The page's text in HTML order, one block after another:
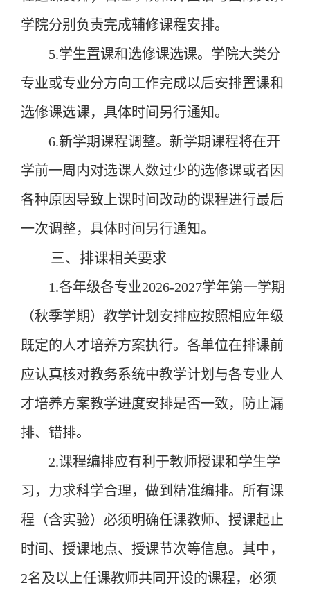
学院分别负责完成辅修课程安排。
5.学生置课和选修课选课。学院大类分
专业或专业分方向工作完成以后安排置课和
选修课选课，具体时间另行通知。
6.新学期课程调整。新学期课程将在开
学前一周内对选课人数过少的选修课或者 因
各种原因导致上课时间改动的课程进行最后
一次调整，具体时间另行通知。
三、排课相关要求
1.各年级各专业2026-2027学年第一学期
（秋季学期）教学计划安排应按照相应年级
既定的人才培养方案执行。各单位在排课前
应认真核对教务系统中教学计划与各专业人
才培养方案教学进度安排是否一致，防止漏
排、错排。
2.课程编排应有利于教师授课和学生学
习，力求科学合理，做到精准编排。所有课
程（含实验）必须明确任课教师、授课起止
时间、授课地点、授课节次等信息。其中，
2名及以上任课教师共同开设的课程，必须